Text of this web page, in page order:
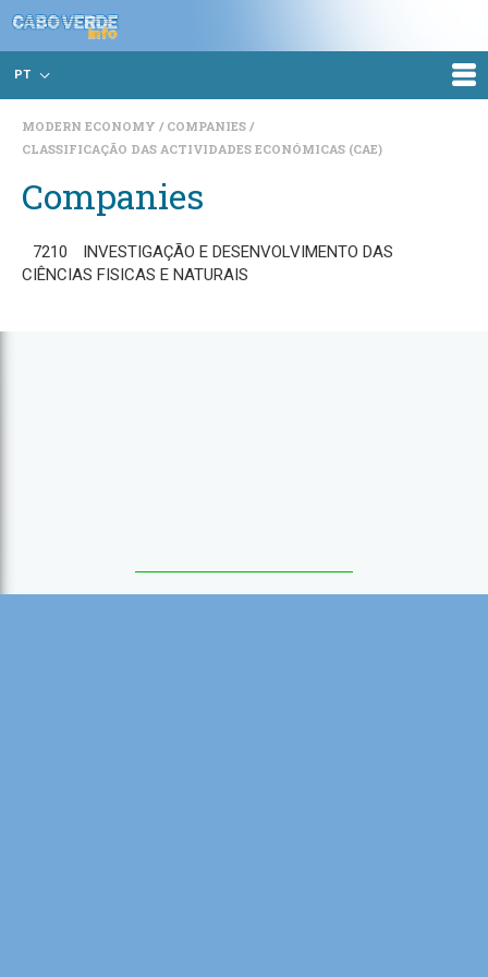
PT
MODERN ECONOMY
COMPANIES
CLASSIFICAÇÃO DAS ACTIVIDADES ECONÓMICAS (CAE)
Companies
7210
INVESTIGAÇÃO E DESENVOLVIMENTO DAS
CIÊNCIAS FISICAS E NATURAIS